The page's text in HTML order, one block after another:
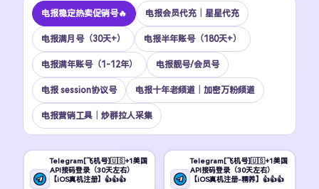
电报稳定热卖促销号🔥 电报会员代充｜星星代充
电报满月号（30天+） 电报半年账号（180天+）
电报满年账号（1-12年） 电报靓号/会员号
电报 session协议号 电报十年老频道｜加密万粉频道
电报营销工具｜炒群拉人采集
Telegram[飞机号]🇺🇸+1美国
API接码登录（30天左右）
【iOS真机注册】👍👍👍
Telegram[飞机号]🇺🇸+1美国
API接码登录（30天左右）
【iOS真机注册-精养】👍👍👍